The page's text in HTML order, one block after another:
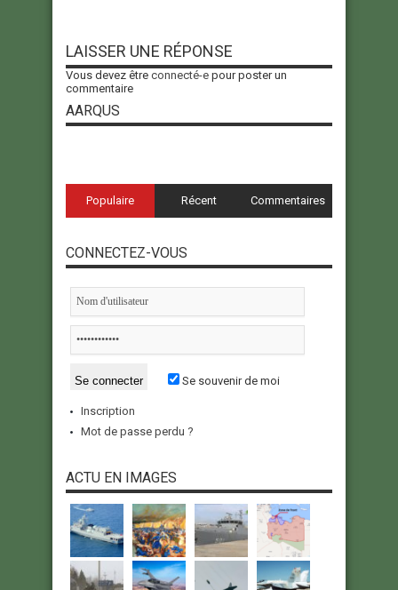
LAISSER UNE RÉPONSE
Vous devez être connecté-e pour poster un
commentaire
AARQUS
Populaire Récent Commentaires
CONNECTEZ-VOUS
Se souvenir de moi
Inscription
Mot de passe perdu ?
ACTU EN IMAGES